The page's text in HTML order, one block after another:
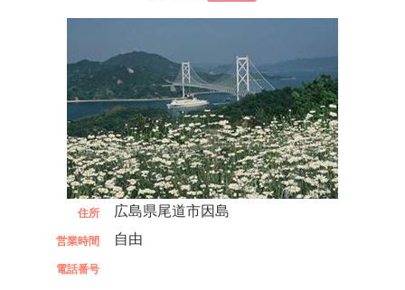
住所 広島県尾道市因島
営業時間 自由
電話番号